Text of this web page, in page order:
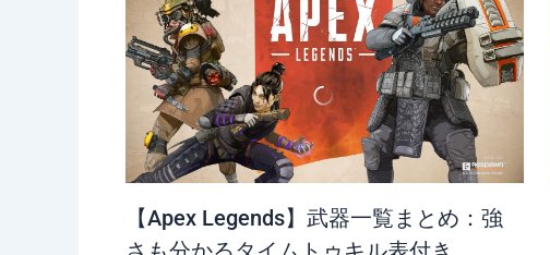
【Apex Legends】武器一覧まとめ：強